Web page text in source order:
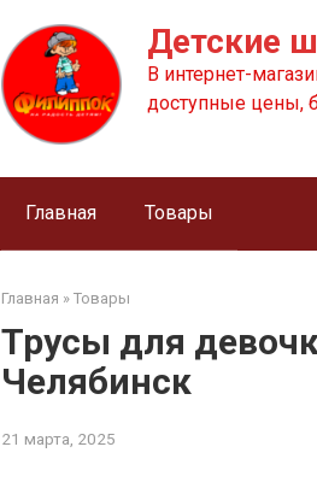
Детские
В интернет-
доступные цены,
Главная Товары
Главная » Товары
Трусы для
Челябинск
21 марта, 2025